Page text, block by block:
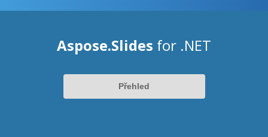
Aspose.Slides for .NET
Přehled